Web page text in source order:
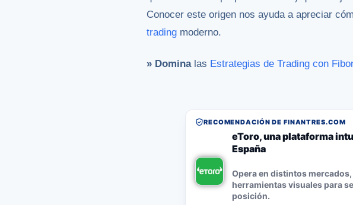
Conocer este origen nos ayuda a apreciar
trading moderno.
» Dominalas Estrategias de Trading con
RECOMENDACIÓN DE FINANTRES.COM
eToro, una plataforma
España
Opera en distintos
herramientas visuales para
posición.